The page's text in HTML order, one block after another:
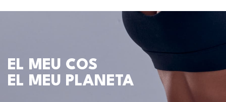
EL MEU COS
EL MEU PLANETA